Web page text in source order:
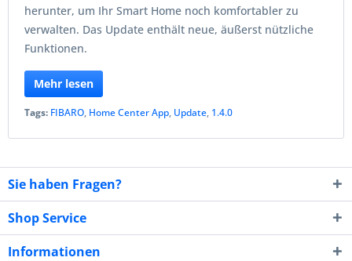
herunter, um Ihr Smart Home noch komfortabler zu
verwalten. Das Update enthält neue, äußerst nützliche
Funktionen.
Mehr lesen
Tags: FIBARO, Home Center App, Update, 1.4.0
Sie haben Fragen?
Shop Service
Informationen